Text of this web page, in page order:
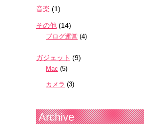
音楽 (1)
その他 (14)
ブログ運営 (4)
ガジェット (9)
Mac (5)
カメラ (3)
Archive